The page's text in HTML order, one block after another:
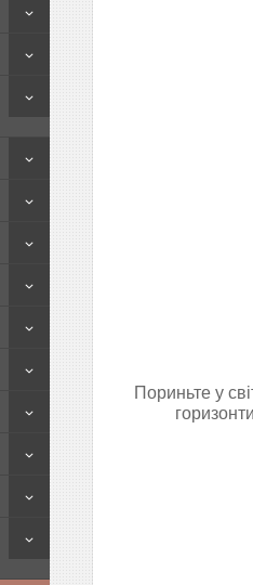
Пориньте у